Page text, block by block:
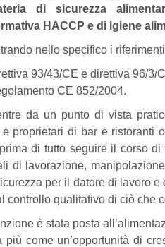
di sicurezza
HACCP e di igiene
nello specifico i
93/43/CE e direttiva 96/3/
CE 852/2004.
da un punto di vista
proprietari di bar e ristoranti
di tutto seguire il corso di
di lavorazione,
per il datore di lavoro
controllo qualitativo di ciò che
è stata posta
come un’opportunità di